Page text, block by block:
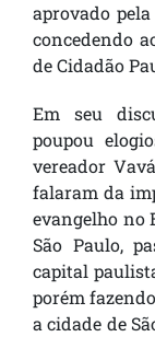
aprovado
concedendo
de Cidadão
Em seu
poupou
vereador
falaram da
evangelho no
São Paulo,
capital
porém
a cidade de